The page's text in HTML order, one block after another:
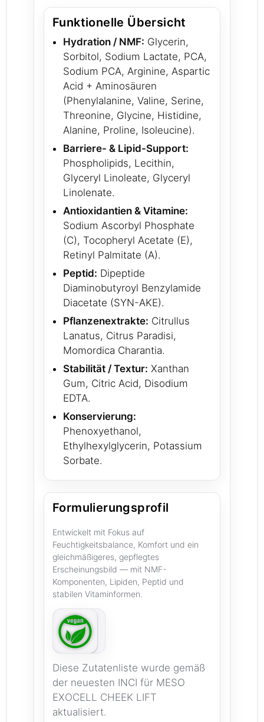
Funktionelle Übersicht
Hydration / NMF: Glycerin,
Sorbitol, Sodium Lactate, PCA,
Sodium PCA, Arginine, Aspartic
Acid + Aminosäuren
(Phenylalanine, Valine, Serine,
Threonine, Glycine, Histidine,
Alanine, Proline, Isoleucine).
Barriere- & Lipid-Support:
Phospholipids, Lecithin,
Glyceryl Linoleate, Glyceryl
Linolenate.
Antioxidantien & Vitamine:
Sodium Ascorbyl Phosphate
(C), Tocopheryl Acetate (E),
Retinyl Palmitate (A).
Peptid: Dipeptide
Diaminobutyroyl Benzylamide
Diacetate (SYN-AKE).
Pflanzenextrakte: Citrullus
Lanatus, Citrus Paradisi,
Momordica Charantia.
Stabilität / Textur: Xanthan
Gum, Citric Acid, Disodium
EDTA.
Konservierung:
Phenoxyethanol,
Ethylhexylglycerin, Potassium
Sorbate.
Formulierungsprofil
Entwickelt mit Fokus auf
Feuchtigkeitsbalance, Komfort und ein
gleichmäßigeres, gepflegtes
Erscheinungsbild — mit NMF-
Komponenten, Lipiden, Peptid und
stabilen Vitaminformen.
Diese Zutatenliste wurde gemäß
der neuesten INCI für MESO
EXOCELL CHEEK LIFT
aktualisiert.